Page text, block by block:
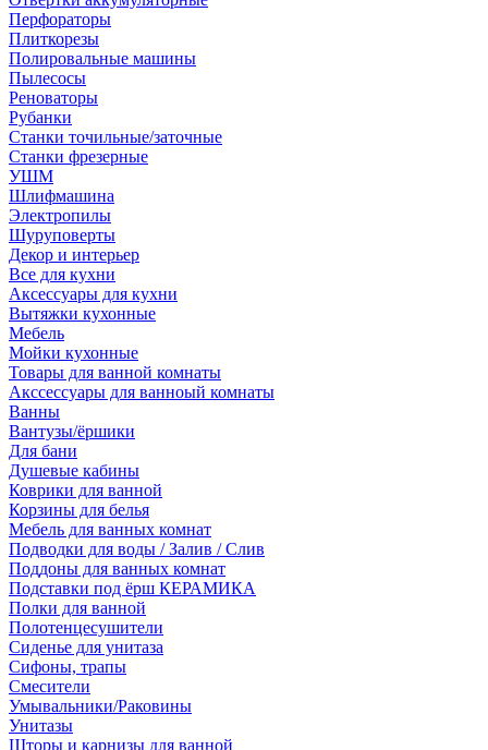
Перфораторы
Плиткорезы
Полировальные машины
Пылесосы
Реноваторы
Рубанки
Станки точильные/заточные
Станки фрезерные
УШМ
Шлифмашина
Электропилы
Шуруповерты
Декор и интерьер
Все для кухни
Аксессуары для кухни
Вытяжки кухонные
Мебель
Мойки кухонные
Товары для ванной комнаты
Акссессуары для ванноый комнаты
Ванны
Вантузы/ёршики
Для бани
Душевые кабины
Коврики для ванной
Корзины для белья
Мебель для ванных комнат
Подводки для воды / Залив / Слив
Поддоны для ванных комнат
Подставки под ёрш КЕРАМИКА
Полки для ванной
Полотенцесушители
Сиденье для унитаза
Сифоны, трапы
Смесители
Умывальники/Раковины
Унитазы
Шторы и карнизы для ванной